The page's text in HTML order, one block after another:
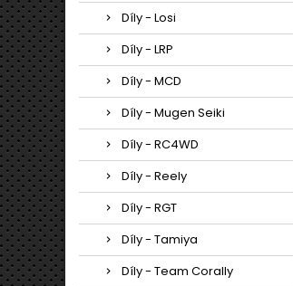
Díly - Losi
Díly - LRP
Díly - MCD
Díly - Mugen Seiki
Díly - RC4WD
Díly - Reely
Díly - RGT
Díly - Tamiya
Díly - Team Corally